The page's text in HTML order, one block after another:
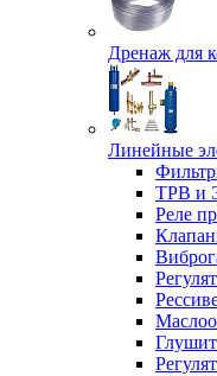
Дренаж для
Линейные
ТРВ и
Реле